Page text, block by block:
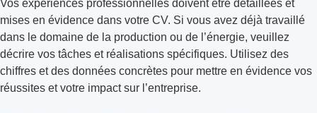
Vos expériences professionnelles doivent être détaillées et
mises en évidence dans votre CV. Si vous avez déjà travaillé
dans le domaine de la production ou de l’énergie, veuillez
décrire vos tâches et réalisations spécifiques. Utilisez des
chiffres et des données concrètes pour mettre en évidence vos
réussites et votre impact sur l’entreprise.